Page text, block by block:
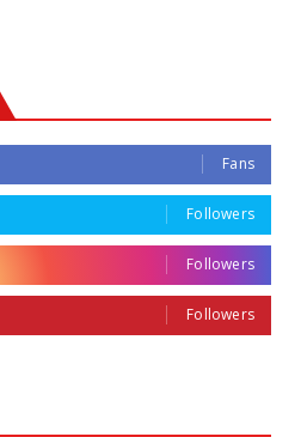
Fans
Followers
Followers
Followers